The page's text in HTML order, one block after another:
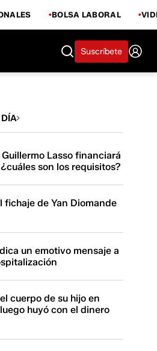
BOLSA LABORAL
Suscríbete
DÍA
Lasso financiará
son los requisitos?
fichaje de Yan Diomande
un emotivo mensaje a
cuerpo de su hijo en
huyó con el dinero